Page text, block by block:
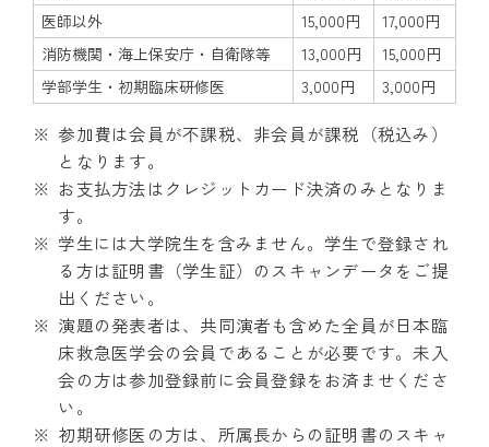
医師以外
15,000円
17,000円
消防機関・海上保安庁・自衛隊等
13,000円
15,000円
学部学生・初期臨床研修医
3,000円 3,000円
参加費は会員が不課税、非会員が課税（税込み）
となります。
お支払方法はクレジットカード決済のみとなりま
す。
学生には大学院生を含みません。学生で登録され
る方は証明書（学生証）のスキャンデータをご提
出ください。
演題の発表者は、共同演者も含めた全員が日本臨
床救急医学会の会員であることが必要です。未入
会の方は参加登録前に会員登録をお済ませくださ
い。
初期研修医の方は、所属長からの証明書のスキャ